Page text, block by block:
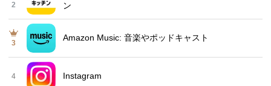
2
ン
3
Amazon Music: 音楽やポッドキャスト
4 Instagram